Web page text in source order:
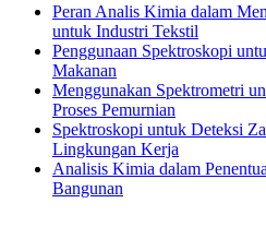
Peran Analis Kimia dalam
untuk Industri Tekstil
Penggunaan Spektroskopi
Makanan
Menggunakan Spektrometri
Proses Pemurnian
Spektroskopi untuk Deteksi
Lingkungan Kerja
Analisis Kimia dalam
Bangunan